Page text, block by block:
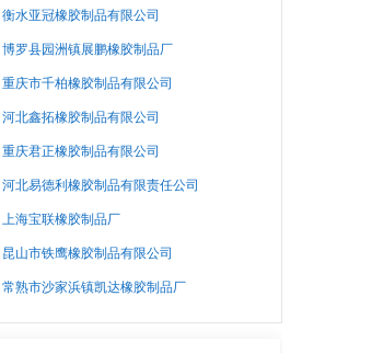
衡水亚冠橡胶制品有限公司
博罗县园洲镇展鹏橡胶制品厂
重庆市千柏橡胶制品有限公司
河北鑫拓橡胶制品有限公司
重庆君正橡胶制品有限公司
河北易德利橡胶制品有限责任公司
上海宝联橡胶制品厂
昆山市铁鹰橡胶制品有限公司
常熟市沙家浜镇凯达橡胶制品厂